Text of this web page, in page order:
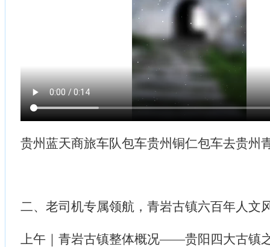
贵州蓝天商旅车队包车贵州铜仁包车去贵州
二、老司机专属领航，青岩古镇六百年人文
上午｜青岩古镇整体概况——贵阳四大古镇